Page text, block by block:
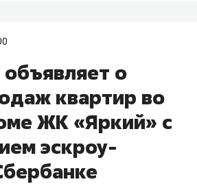
о
квартир во
ЖК «Яркий» с
эскроу-